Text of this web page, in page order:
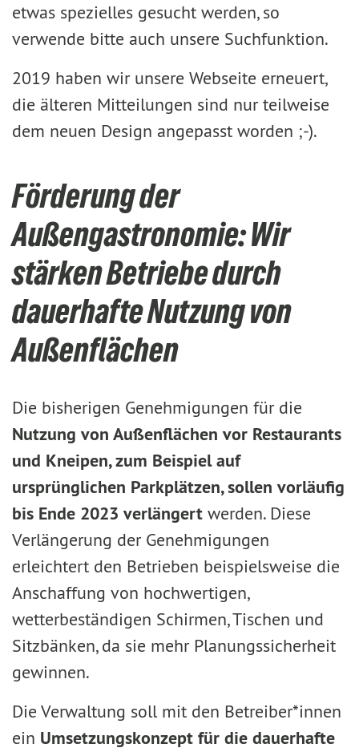
etwas spezielles gesucht werden, so
verwende bitte auch unsere Suchfunktion.
2019 haben wir unsere Webseite erneuert,
die älteren Mitteilungen sind nur teilweise
dem neuen Design angepasst worden ;-).
Förderung der
Außengastronomie: Wir
stärken Betriebe durch
dauerhafte Nutzung von
Außenflächen
Die bisherigen Genehmigungen für die
Nutzung von Außenflächen vor Restaurants
und Kneipen, zum Beispiel auf
ursprünglichen Parkplätzen, sollen vorläufig
bis Ende 2023 verlängert werden. Diese
Verlängerung der Genehmigungen
erleichtert den Betrieben beispielsweise die
Anschaffung von hochwertigen,
wetterbeständigen Schirmen, Tischen und
Sitzbänken, da sie mehr Planungssicherheit
gewinnen.
Die Verwaltung soll mit den Betreiber*innen
ein Umsetzungskonzept für die dauerhafte